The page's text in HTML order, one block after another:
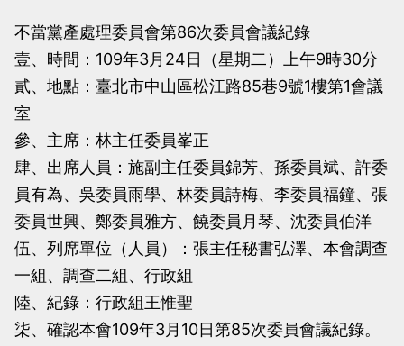
個
新
的
不
當
黨
產
委
個
新
的
不
當
黨
產
委
不當黨產處理委員會第86次委員會議紀錄
壹、時間：109年3月24日（星期二）上午9時30分
貳、地點：臺北市中山區松江路85巷9號1樓第1會議
室
參、主席：林主任委員峯正
肆、出席人員：施副主任委員錦芳、孫委員斌、許委
員有為、吳委員雨學、林委員詩梅、李委員福鐘、張
委員世興、鄭委員雅方、饒委員月琴、沈委員伯洋
伍、列席單位（人員）：張主任秘書弘澤、本會調查
一組、調查二組、行政組
陸、紀錄：行政組王惟聖
柒、確認本會109年3月10日第85次委員會議紀錄。